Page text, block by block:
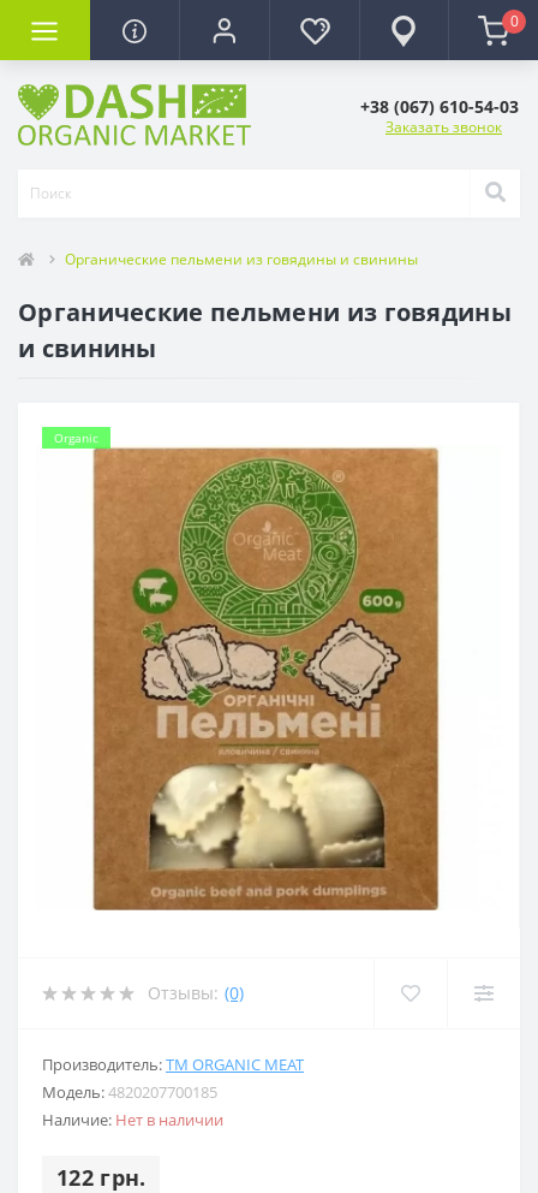
0
+38 (067) 610-54-03
Заказать звонок
Органические пельмени из говядины и свинины
Органические пельмени из говядины
и свинины
Organic
Отзывы: (0)
Производитель:ТМ ORGANIC MEAT
Модель:4820207700185
Наличие: Нет в наличии
122 грн.